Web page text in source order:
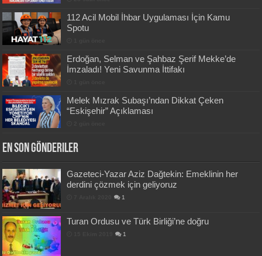
112 Acil Mobil İhbar Uygulaması İçin Kamu
Spotu
Erdoğan, Selman ve Şahbaz Şerif Mekke’de
İmzaladı! Yeni Savunma İttifakı
Melek Mızrak Subaşı’ndan Dikkat Çeken
“Eskişehir” Açıklaması
En Son Gönderiler
Gazeteci-Yazar Aziz Dağtekin: Emeklinin her
derdini çözmek için geliyoruz
1
Turan Ordusu ve Türk Birliği’ne doğru
1